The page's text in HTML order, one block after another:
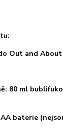
Out and About
80 ml
baterie